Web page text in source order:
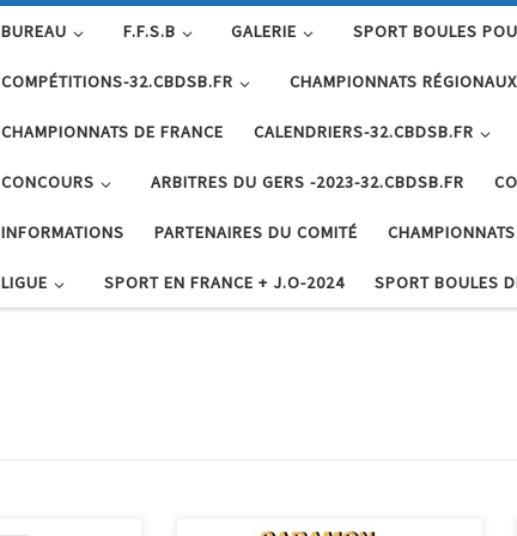
BUREAU F.F.S.B GALERIE SPORT BOULES
COMPÉTITIONS-32.CBDSB.FR CHAMPIONNATS
CHAMPIONNATS DE FRANCE CALENDRIERS-32.CBDSB.FR
CONCOURS ARBITRES DU GERS -2023-32.CBDSB.FR
INFORMATIONS PARTENAIRES DU COMITÉ
LIGUE SPORT EN FRANCE + J.O-2024 SPORT BOULES